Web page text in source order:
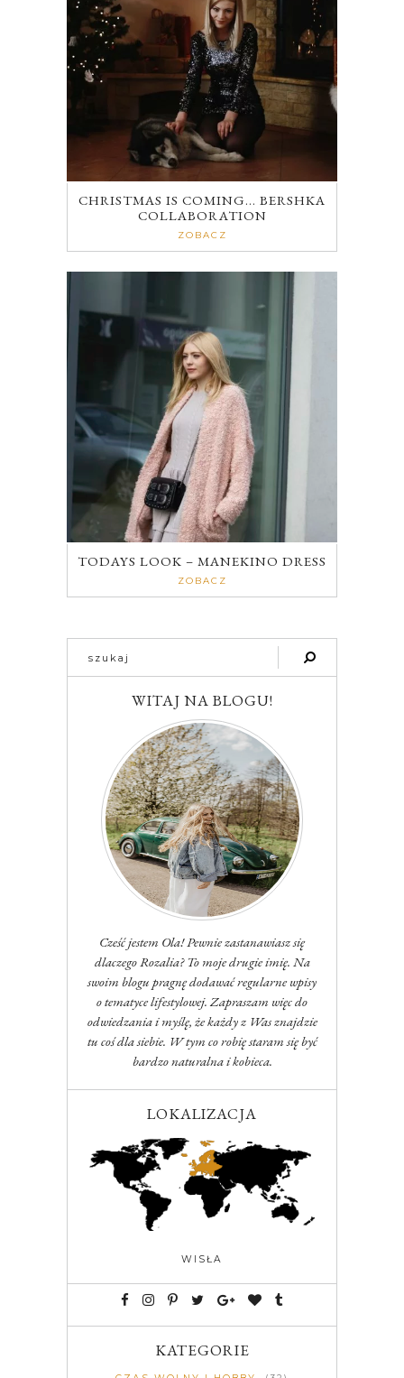
CHRISTMAS IS COMING… BERSHKA
COLLABORATION
ZOBACZ
TODAYS LOOK – MANEKINO DRESS
ZOBACZ
WITAJ NA BLOGU!
Cześć jestem Ola! Pewnie zastanawiasz się
dlaczego Rozalia? To moje drugie imię. Na
swoim blogu pragnę dodawać regularne wpisy
o tematyce lifestylowej. Zapraszam więc do
odwiedzania i myślę, że każdy z Was znajdzie
tu coś dla siebie. W tym co robię staram się być
bardzo naturalna i kobieca.
LOKALIZACJA
WISŁA
KATEGORIE